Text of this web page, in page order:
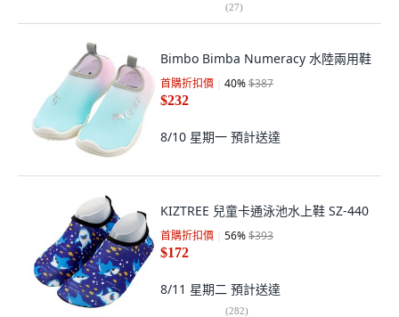
(27)
Bimbo Bimba Numeracy 水陸兩用鞋
首購折扣價 40%$387
$232
8/10 星期一 預計送達
KIZTREE 兒童卡通泳池水上鞋 SZ-440
首購折扣價 56%$393
$172
8/11 星期二 預計送達
(282)